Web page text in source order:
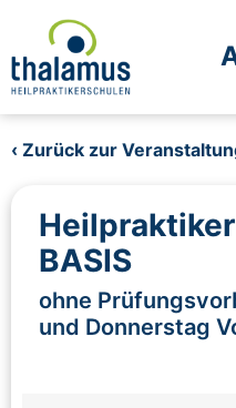
‹ Zurück zur
Heilpraktiker
BASIS
ohne
und Donnerstag